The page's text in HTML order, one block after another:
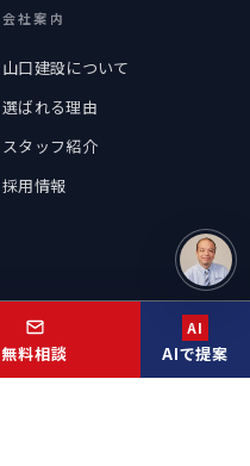
会社案内
山口建設について
選ばれる理由
スタッフ紹介
採用情報
無料相談
AI
AIで提案